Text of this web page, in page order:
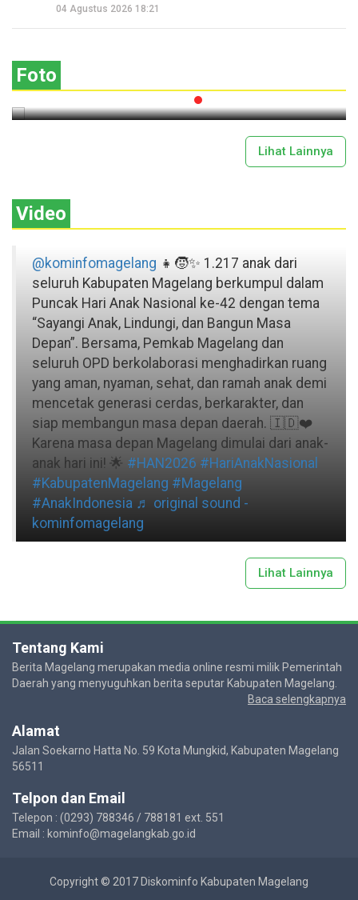
04 Agustus 2026 18:21
Foto
Seperempat Abad Perhelatan Festival
Lima Gunung XXV Kobarkan Semangat
Lihat Lainnya
Video
@kominfomagelang 👧🧒✨ 1.217 anak dari
seluruh Kabupaten Magelang berkumpul dalam
Puncak Hari Anak Nasional ke-42 dengan tema
“Sayangi Anak, Lindungi, dan Bangun Masa
Depan”. Bersama, Pemkab Magelang dan
seluruh OPD berkolaborasi menghadirkan ruang
yang aman, nyaman, sehat, dan ramah anak demi
mencetak generasi cerdas, berkarakter, dan
siap membangun masa depan daerah. 🇮🇩❤️
Karena masa depan Magelang dimulai dari anak-
anak hari ini! 🌟 #HAN2026 #HariAnakNasional
#KabupatenMagelang #Magelang
#AnakIndonesia ♬ original sound -
kominfomagelang
Lihat Lainnya
Tentang Kami
Berita Magelang merupakan media online resmi milik Pemerintah
Daerah yang menyuguhkan berita seputar Kabupaten Magelang.
Baca selengkapnya
Alamat
Jalan Soekarno Hatta No. 59 Kota Mungkid, Kabupaten Magelang
56511
Telpon dan Email
Telepon : (0293) 788346 / 788181 ext. 551
Email : kominfo@magelangkab.go.id
Copyright © 2017 Diskominfo Kabupaten Magelang